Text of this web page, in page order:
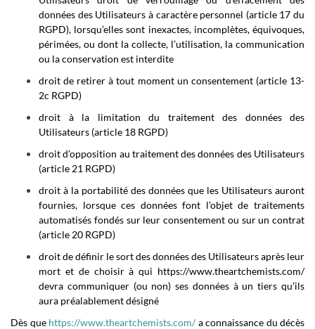
données des Utilisateurs à caractère personnel (article 17 du
RGPD), lorsqu’elles sont inexactes, incomplètes, équivoques,
périmées, ou dont la collecte, l’utilisation, la communication
ou la conservation est interdite
droit de retirer à tout moment un consentement (article 13-
2c RGPD)
droit à la limitation du traitement des données des
Utilisateurs (article 18 RGPD)
droit d’opposition au traitement des données des Utilisateurs
(article 21 RGPD)
droit à la portabilité des données que les Utilisateurs auront
fournies, lorsque ces données font l’objet de traitements
automatisés fondés sur leur consentement ou sur un contrat
(article 20 RGPD)
droit de définir le sort des données des Utilisateurs après leur
mort et de choisir à qui https://www.theartchemists.com/
devra communiquer (ou non) ses données à un tiers qu’ils
aura préalablement désigné
Dès que https://www.theartchemists.com/ a connaissance du décès